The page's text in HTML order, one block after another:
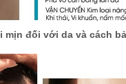
mịn đối với da và cách